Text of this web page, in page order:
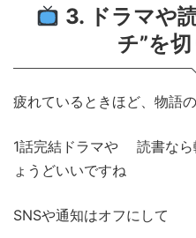
3. ドラマや
チ”を
疲れているときほど、物語
1話完結ドラマや 読書なら
ょうどいいですね
SNSや通知はオフにして